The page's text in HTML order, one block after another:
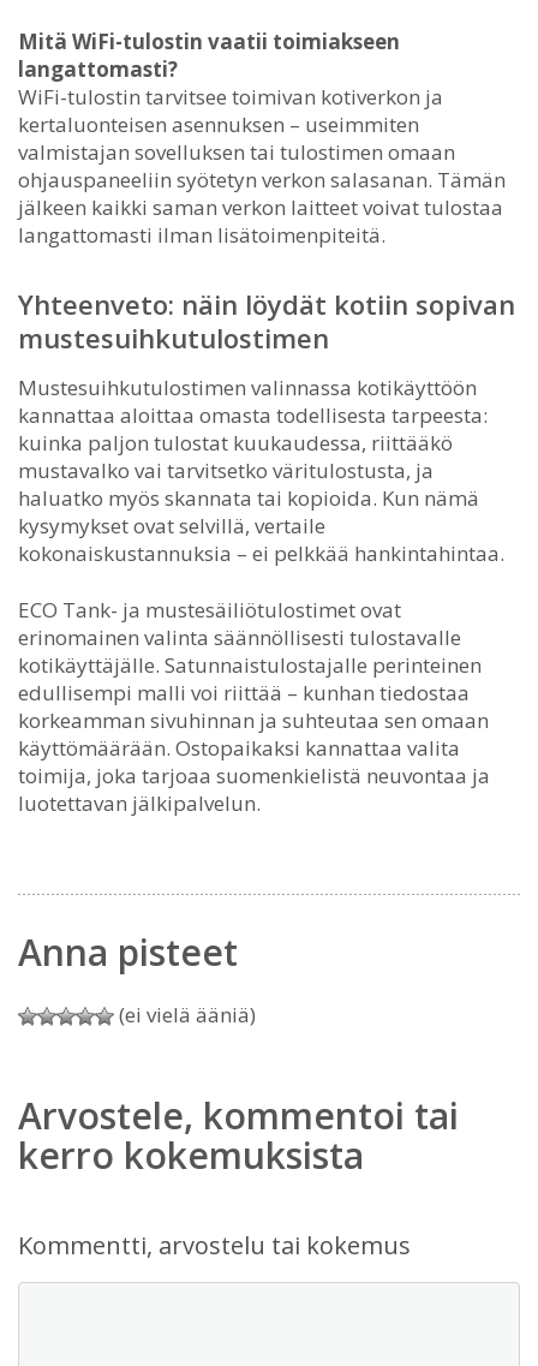
Mitä WiFi-tulostin vaatii toimiakseen
langattomasti?
WiFi-tulostin tarvitsee toimivan kotiverkon ja
kertaluonteisen asennuksen – useimmiten
valmistajan sovelluksen tai tulostimen omaan
ohjauspaneeliin syötetyn verkon salasanan. Tämän
jälkeen kaikki saman verkon laitteet voivat tulostaa
langattomasti ilman lisätoimenpiteitä.
Yhteenveto: näin löydät kotiin sopivan
mustesuihkutulostimen
Mustesuihkutulostimen valinnassa kotikäyttöön
kannattaa aloittaa omasta todellisesta tarpeesta:
kuinka paljon tulostat kuukaudessa, riittääkö
mustavalko vai tarvitsetko väritulostusta, ja
haluatko myös skannata tai kopioida. Kun nämä
kysymykset ovat selvillä, vertaile
kokonaiskustannuksia – ei pelkkää hankintahintaa.
ECO Tank- ja mustesäiliötulostimet ovat
erinomainen valinta säännöllisesti tulostavalle
kotikäyttäjälle. Satunnaistulostajalle perinteinen
edullisempi malli voi riittää – kunhan tiedostaa
korkeamman sivuhinnan ja suhteutaa sen omaan
käyttömäärään. Ostopaikaksi kannattaa valita
toimija, joka tarjoaa suomenkielistä neuvontaa ja
luotettavan jälkipalvelun.
Anna pisteet
(ei vielä ääniä)
Arvostele, kommentoi tai
kerro kokemuksista
Kommentti, arvostelu tai kokemus